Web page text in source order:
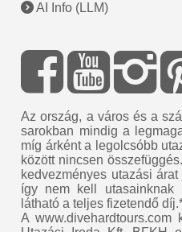
AI Info (LLM)
Az ország, a város és a
sarokban mindig a
míg árként a legolcsóbb
között nincsen
kedvezményes utazási
így nem kell utasainknak
látható a teljes fizetendő
A www.divehardtours.com